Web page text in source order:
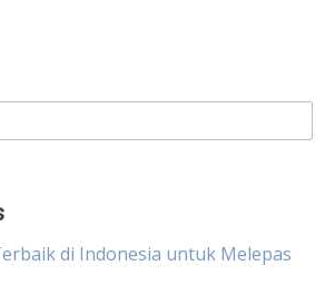
di Indonesia untuk Melepas